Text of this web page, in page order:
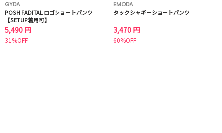
GYDA
POSH FADITAL ロゴショートパンツ
【SETUP着用可】
5,490 円
31%OFF
EMODA
タックシャギーショートパンツ
3,470 円
60%OFF